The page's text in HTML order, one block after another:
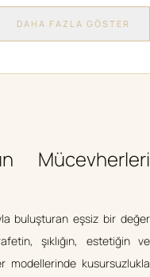
DAHA FAZLA GÖSTER
Mücevherleri
buluşturan eşsiz bir değer
şıklığın, estetiğin ve
modellerinde kusursuzlukla